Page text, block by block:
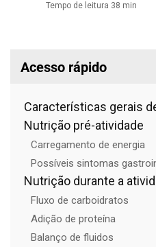
Tempo de leitura 38 min
Acesso rápido
Características gerais
Nutrição pré-atividade
Carregamento de energia
Possíveis sintomas
Nutrição durante a
Fluxo de carboidratos
Adição de proteína
Balanço de fluidos